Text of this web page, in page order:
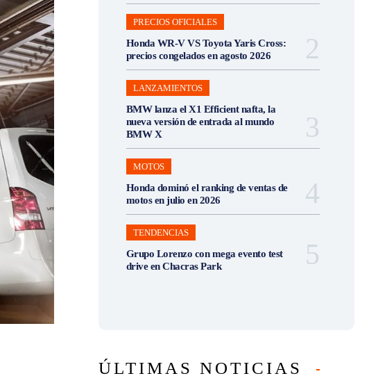
PRECIOS OFICIALES
Honda WR-V VS Toyota Yaris Cross:
precios congelados en agosto 2026
LANZAMIENTOS
BMW lanza el X1 Efficient nafta, la
nueva versión de entrada al mundo
BMW X
MOTOS
Honda dominó el ranking de ventas de
motos en julio en 2026
TENDENCIAS
Grupo Lorenzo con mega evento test
drive en Chacras Park
ÚLTIMAS NOTICIAS